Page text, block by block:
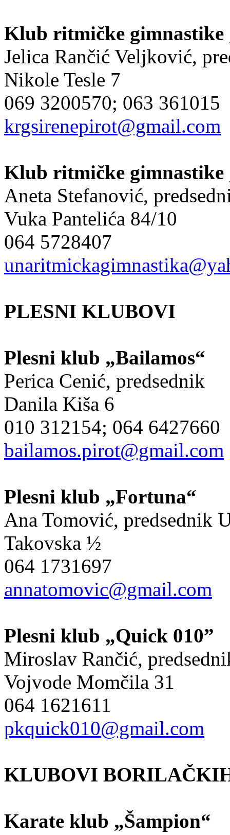
Klub ritmičke gimnastike
Jelica Rančić Veljković,
Nikole Tesle 7
069 3200570; 063 361015
krgsirenepirot@gmail.com
Klub ritmičke gimnastike
Aneta Stefanović,
Vuka Pantelića 84/10
064 5728407
PLESNI KLUBOVI
Plesni klub „Bailamos“
Perica Cenić, predsednik
Danila Kiša 6
010 312154; 064 6427660
bailamos.pirot@gmail.com
Plesni klub „Fortuna“
Ana Tomović, predsednik
Takovska ½
064 1731697
annatomovic@gmail.com
Plesni klub „Quick 010”
Miroslav Rančić,
Vojvode Momčila 31
064 1621611
pkquick010@gmail.com
KLUBOVI
Karate klub „Šampion“